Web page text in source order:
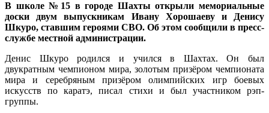
В школе №15 в городе Шахты открыли мемориальные
доски двум выпускникам Ивану Хорошаеву и Денису
Шкуро, ставшим героями СВО. Об этом сообщили в пресс-
службе местной администрации.
Денис Шкуро родился и учился в Шахтах. Он был
двукратным чемпионом мира, золотым призёром чемпионата
мира и серебряным призёром олимпийских игр боевых
искусств по каратэ, писал стихи и был участником рэп-
группы.